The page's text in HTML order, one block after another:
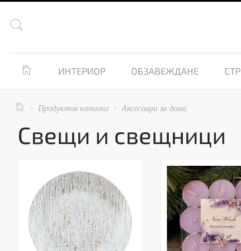

 ИНТЕРИОР ОБЗАВЕЖДАНЕ
  Продуктов каталог  Аксесоари за дома
Свещи и свещници